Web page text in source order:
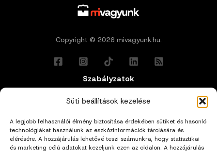
Süti beállítások kezelése
A legjobb felhasználói élmény biztosítása érdekében sütiket és hasonló
technológiákat használunk az eszközinformációk tárolására és
elérésére. A hozzájárulás lehetővé teszi számunkra, hogy statisztikai
és marketing célú adatokat kezeljünk ezen az oldalon. A hozzájárulás
Copyright © 2026 mivagyunk.hu.
Szabályzatok
Általános Felhasználási Feltételek
Adatkezelési Tájékoztató
Impresszum